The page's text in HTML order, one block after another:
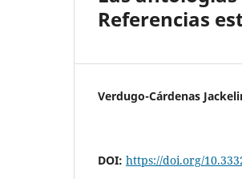
Referencias
Verdugo-Cárdenas
DOI: https://doi.org/